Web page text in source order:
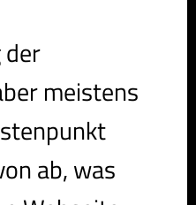
der
meistens
ab, was